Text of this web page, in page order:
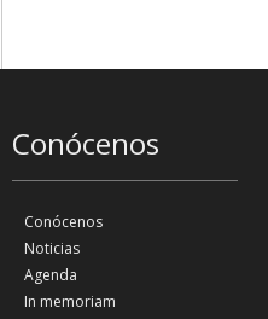
Conócenos
Conócenos
Noticias
Agenda
In memoriam